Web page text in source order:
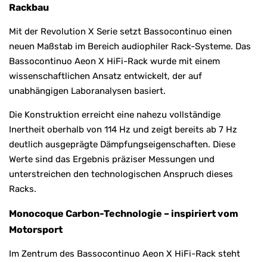
Rackbau
Mit der Revolution X Serie setzt Bassocontinuo einen
neuen Maßstab im Bereich audiophiler Rack-Systeme. Das
Bassocontinuo Aeon X HiFi-Rack wurde mit einem
wissenschaftlichen Ansatz entwickelt, der auf
unabhängigen Laboranalysen basiert.
Die Konstruktion erreicht eine nahezu vollständige
Inertheit oberhalb von 114 Hz und zeigt bereits ab 7 Hz
deutlich ausgeprägte Dämpfungseigenschaften. Diese
Werte sind das Ergebnis präziser Messungen und
unterstreichen den technologischen Anspruch dieses
Racks.
Monocoque Carbon-Technologie – inspiriert vom
Motorsport
Im Zentrum des Bassocontinuo Aeon X HiFi-Rack steht